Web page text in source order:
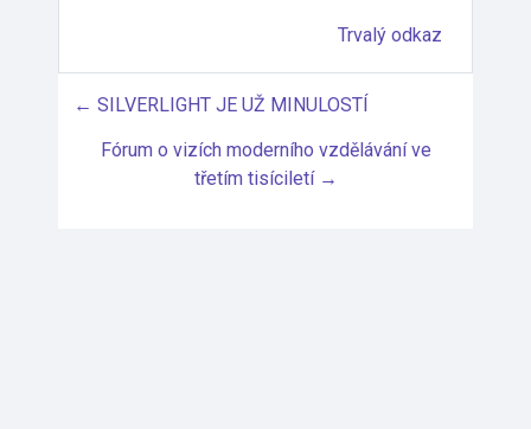
Trvalý odkaz
← SILVERLIGHT JE UŽ MINULOSTÍ
Fórum o vizích moderního vzdělávání ve
třetím tisíciletí →